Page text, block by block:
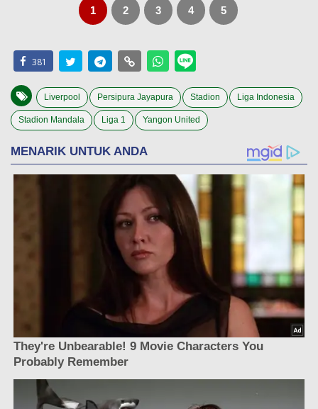
1 2 3 4 5
381
Liverpool Persipura Jayapura Stadion Liga Indonesia
Stadion Mandala Liga 1 Yangon United